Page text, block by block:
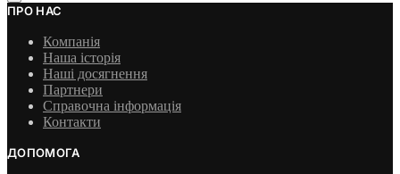
ПРО НАС
Компанія
Наша історія
Наші досягнення
Партнери
Справочна інформація
Контакти
ДОПОМОГА